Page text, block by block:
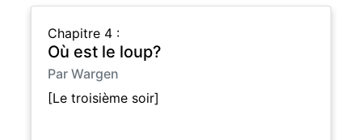
Chapitre 4 :
Où est le loup?
Par Wargen
[Le troisième soir]